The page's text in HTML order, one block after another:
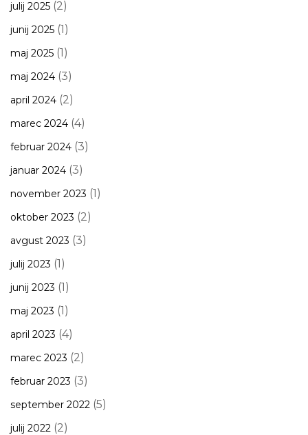
julij 2025 (2)
junij 2025 (1)
maj 2025 (1)
maj 2024 (3)
april 2024 (2)
marec 2024 (4)
februar 2024 (3)
januar 2024 (3)
november 2023 (1)
oktober 2023 (2)
avgust 2023 (3)
julij 2023 (1)
junij 2023 (1)
maj 2023 (1)
april 2023 (4)
marec 2023 (2)
februar 2023 (3)
september 2022 (5)
julij 2022 (2)